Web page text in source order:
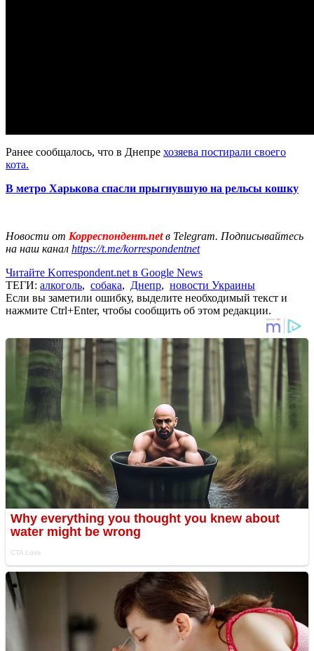
Ранее сообщалось, что в Днепре хозяева постирали своего
кота.
В метро Харькова спасли прыгнувшую на рельсы кошку
Новости от Корреспондент.netв Telegram. Подписывайтесь
на наш канал https://t.me/korrespondentnet
Читайте Korrespondent.net в Google News
ТЕГИ: алкоголь, собака, Днепр, новости Украины
Если вы заметили ошибку, выделите необходимый текст и
нажмите Ctrl+Enter, чтобы сообщить об этом редакции.